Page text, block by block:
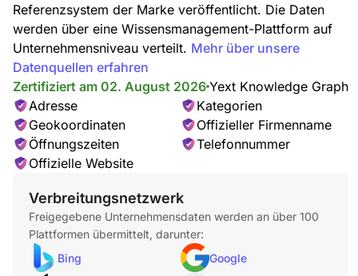
Referenzsystem der Marke veröffentlicht. Die Daten
werden über eine Wissensmanagement-Plattform auf
Unternehmensniveau verteilt. Mehr über unsere
Datenquellen erfahren
Zertifiziert am 02. August 2026 Yext Knowledge Graph
Adresse
Kategorien
Geokoordinaten
Offizieller Firmenname
Öffnungszeiten
Telefonnummer
Offizielle Website
Verbreitungsnetzwerk
Freigegebene Unternehmensdaten werden an über 100
Plattformen übermittelt, darunter:
Bing
Google